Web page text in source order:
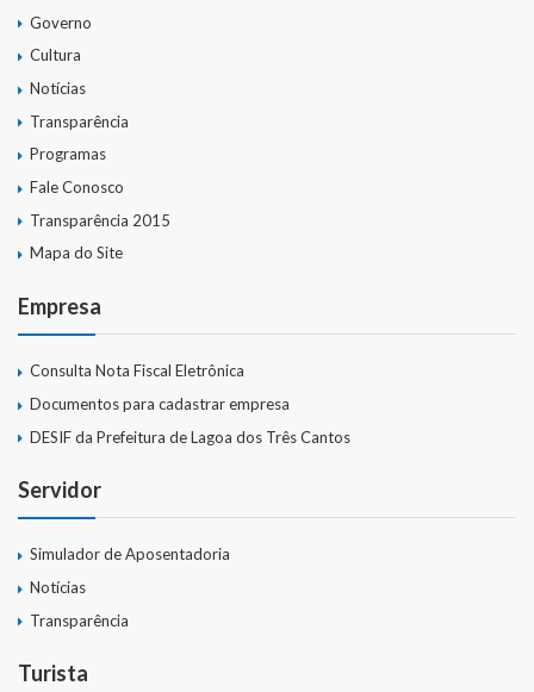
Governo
Cultura
Notícias
Transparência
Programas
Fale Conosco
Transparência 2015
Mapa do Site
Empresa
Consulta Nota Fiscal Eletrônica
Documentos para cadastrar empresa
DESIF da Prefeitura de Lagoa dos Três Cantos
Servidor
Simulador de Aposentadoria
Notícias
Transparência
Turista